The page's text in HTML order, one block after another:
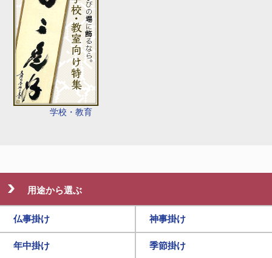
学校・教育
用途から選ぶ
仏事掛け 神事掛け
年中掛け 季節掛け